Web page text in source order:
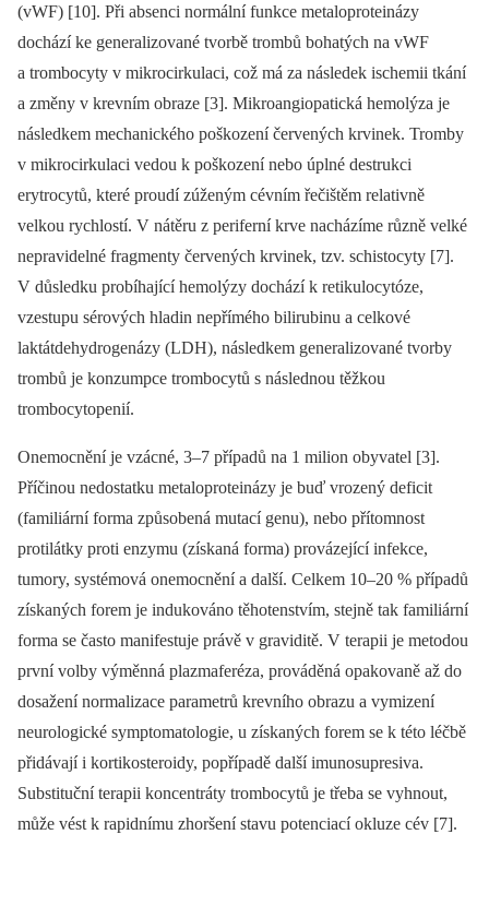
(vWF) [10]. Při absenci normální funkce metaloproteinázy
dochází ke generalizované tvorbě trombů bohatých na vWF
a trombocyty v mikrocirkulaci, což má za následek ischemii tkání
a změny v krevním obraze [3]. Mikroangiopatická hemolýza je
následkem mechanického poškození červených krvinek. Tromby
v mikrocirkulaci vedou k poškození nebo úplné destrukci
erytrocytů, které proudí zúženým cévním řečištěm relativně
velkou rychlostí. V nátěru z periferní krve nacházíme různě velké
nepravidelné fragmenty červených krvinek, tzv. schistocyty [7].
V důsledku probíhající hemolýzy dochází k retikulocytóze,
vzestupu sérových hladin nepřímého bilirubinu a celkové
laktátdehydrogenázy (LDH), následkem generalizované tvorby
trombů je konzumpce trombocytů s následnou těžkou
trombocytopenií.
Onemocnění je vzácné, 3–7 případů na 1 milion obyvatel [3].
Příčinou nedostatku metaloproteinázy je buď vrozený deficit
(familiární forma způsobená mutací genu), nebo přítomnost
protilátky proti enzymu (získaná forma) provázející infekce,
tumory, systémová onemocnění a další. Celkem 10–20 % případů
získaných forem je indukováno těhotenstvím, stejně tak familiární
forma se často manifestuje právě v graviditě. V terapii je metodou
první volby výměnná plazmaferéza, prováděná opakovaně až do
dosažení normalizace parametrů krevního obrazu a vymizení
neurologické symptomatologie, u získaných forem se k této léčbě
přidávají i kortikosteroidy, popřípadě další imunosupresiva.
Substituční terapii koncentráty trombocytů je třeba se vyhnout,
může vést k rapidnímu zhoršení stavu potenciací okluze cév [7].